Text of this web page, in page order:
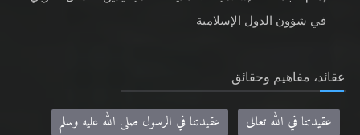
في شؤون الدول الإسلامية
عقائد، مفاهيم وحقائق
عقيدتنا في الله تعالى
عقيدتنا في الرسول صلى الله عليه وسلم